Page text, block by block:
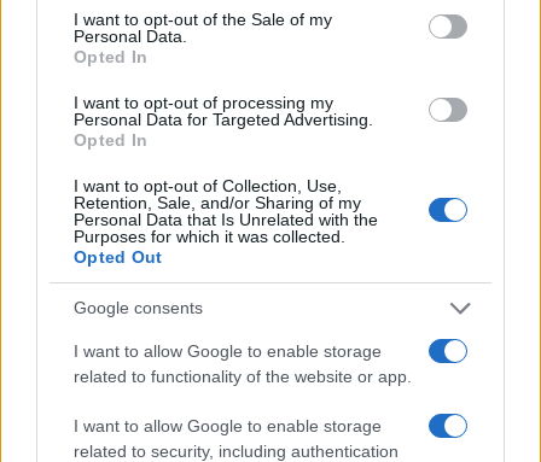
consent section.
I want to opt-out of the Sale of my
Personal Data.
Opted In
I want to opt-out of processing my
Personal Data for Targeted Advertising.
Opted In
I want to opt-out of Collection, Use,
Retention, Sale, and/or Sharing of my
Personal Data that Is Unrelated with the
Purposes for which it was collected.
Opted Out
Google consents
I want to allow Google to enable storage
related to functionality of the website or app.
I want to allow Google to enable storage
related to security, including authentication
Brazylijska masturbacja
11 maja 2026
Zabawa z rudą
Pieszczoty na sofie
22 czerwca 2026
Zabawy młodej Włoszki
Domowe pieszczoty Ruda kotka i dildo